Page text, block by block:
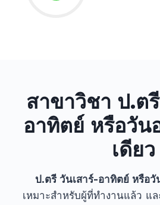
สาขาวิชา ป.ต
อาทิตย์ หรือวัน
เดียว
ป.ตรี วันเสาร์-อาทิตย์ หรือวั
เหมาะสำหรับผู้ที่ทำงานแล้ว แ